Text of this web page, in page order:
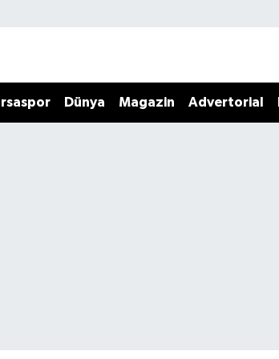
Dünya Magazin Advertorial